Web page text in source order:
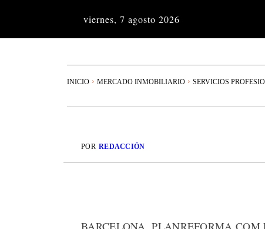
viernes, 7 agosto 2026
INICIO MERCADO INMOBILIARIO SERVICIOS
POR REDACCIÓN